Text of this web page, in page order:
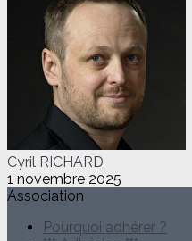
Cyril RICHARD
1 novembre 2025
Association
Pourquoi adhérer ?